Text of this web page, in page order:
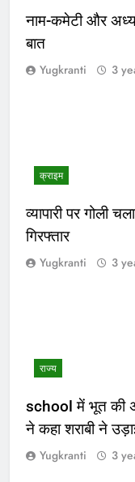
नाम-कमेटी और
बात
Yugkranti 3
क्राइम
व्यापारी पर गोली
गिरफ्तार
Yugkranti 3
राज्य
school में भूत की
ने कहा शराबी ने
Yugkranti 3